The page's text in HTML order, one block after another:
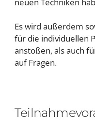
Es wird außerdem
für die individuellen
anstoßen, als auch
auf Fragen.